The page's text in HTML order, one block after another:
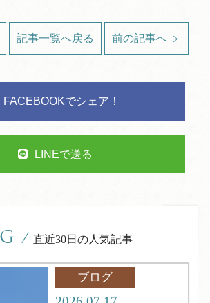
記事一覧へ戻る 前の記事へ
FACEBOOKでシェア！
LINEで送る
/ 直近30日の人気記事
ブログ